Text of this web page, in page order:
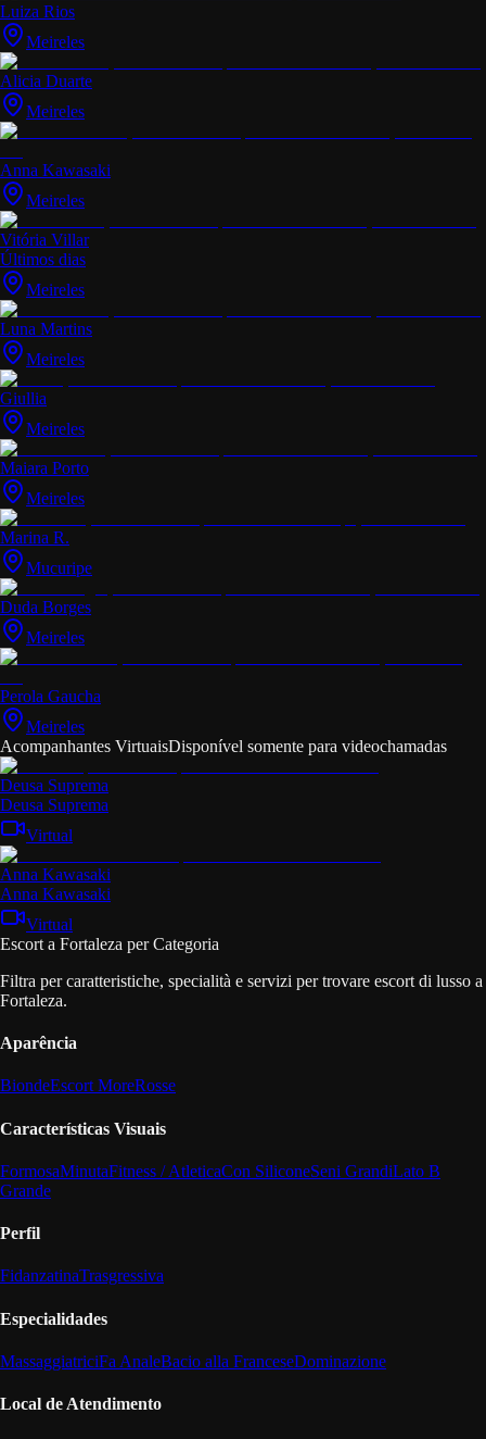
Luiza Rios
Meireles
Alicia Duarte
Meireles
Anna Kawasaki
Meireles
Vitória Villar
Últimos dias
Meireles
Luna Martins
Meireles
Giullia
Meireles
Maiara Porto
Meireles
Marina R.
Mucuripe
Duda Borges
Meireles
Perola Gaucha
Meireles
Acompanhantes VirtuaisDisponível somente para videochamadas
Deusa Suprema
Deusa Suprema
Virtual
Anna Kawasaki
Anna Kawasaki
Virtual
Escort a Fortaleza per Categoria
Filtra per caratteristiche, specialità e servizi per trovare escort di lusso a
Fortaleza.
Aparência
BiondeEscort MoreRosse
Características Visuais
FormosaMinutaFitness / AtleticaCon SiliconeSeni GrandiLato B
Grande
Perfil
FidanzatinaTrasgressiva
Especialidades
MassaggiatriciFa AnaleBacio alla FranceseDominazione
Local de Atendimento